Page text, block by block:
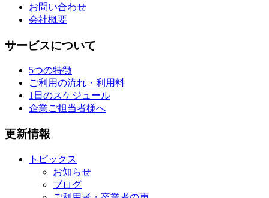
お問い合わせ
会社概要
サービスについて
5つの特徴
ご利用の流れ・利用料
1日のスケジュール
企業ご担当者様へ
更新情報
トピックス
お知らせ
ブログ